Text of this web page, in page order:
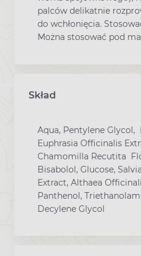
palców delikatnie
do wchłonięcia.
Można stosować pod
Skład
Aqua, Pentylene Glycol,
Euphrasia Officinalis
Chamomilla Recutita
Bisabolol, Glucose,
Extract, Althaea
Panthenol,
Decylene Glycol